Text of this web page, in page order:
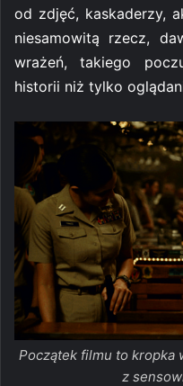
od zdjęć, kaskaderzy,
niesamowitą rzecz,
wrażeń, takiego
historii niż tylko
Początek filmu to kropka
z